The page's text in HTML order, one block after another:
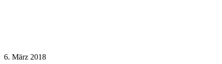
6. März 2018